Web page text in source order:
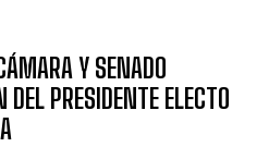
Y SENADO
PRESIDENTE ELECTO